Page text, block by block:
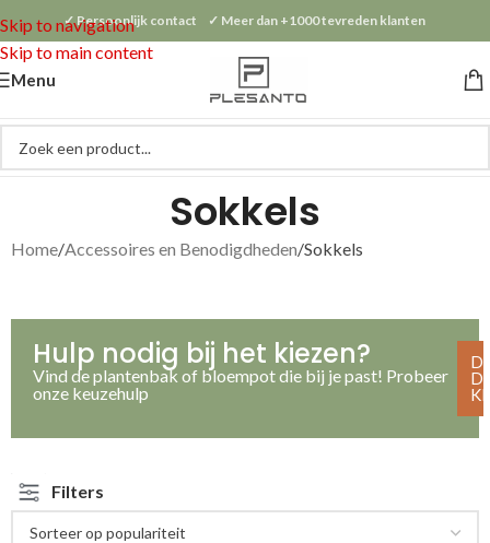
Skip to navigation
Skip to main content
✓ Persoonlijk contact ✓ Meer dan +1000 tevreden klanten
Menu
Sokkels
Home Accessoires en Benodigdheden Sokkels
Hulp nodig bij het kiezen?
Vind de plantenbak of bloempot die bij je past! Probeer
onze keuzehulp
Filters